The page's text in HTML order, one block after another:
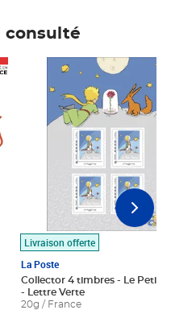
consulté
Livraison offerte
La Poste
Collector 4 timbres - Le Petit
- Lettre Verte
20g / France
Prix 7,50€